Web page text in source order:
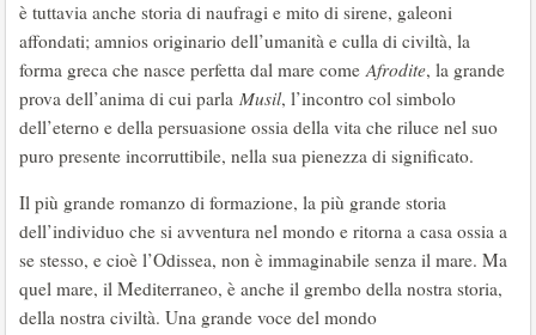
è tuttavia anche storia di naufragi e mito di sirene, galeoni
affondati; amnios originario dell’umanità e culla di civiltà, la
forma greca che nasce perfetta dal mare comeAfrodite, la grande
prova dell’anima di cui parla Musil, l’incontro col simbolo
dell’eterno e della persuasione ossia della vita che riluce nel suo
puro presente incorruttibile, nella sua pienezza di significato.
Il più grande romanzo di formazione, la più grande storia
dell’individuo che si avventura nel mondo e ritorna a casa ossia a
se stesso, e cioè l’Odissea, non è immaginabile senza il mare. Ma
quel mare, il Mediterraneo, è anche il grembo della nostra storia,
della nostra civiltà. Una grande voce del mondo